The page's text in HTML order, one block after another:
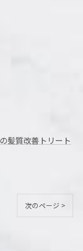
髪質改善トリート
次のページ >